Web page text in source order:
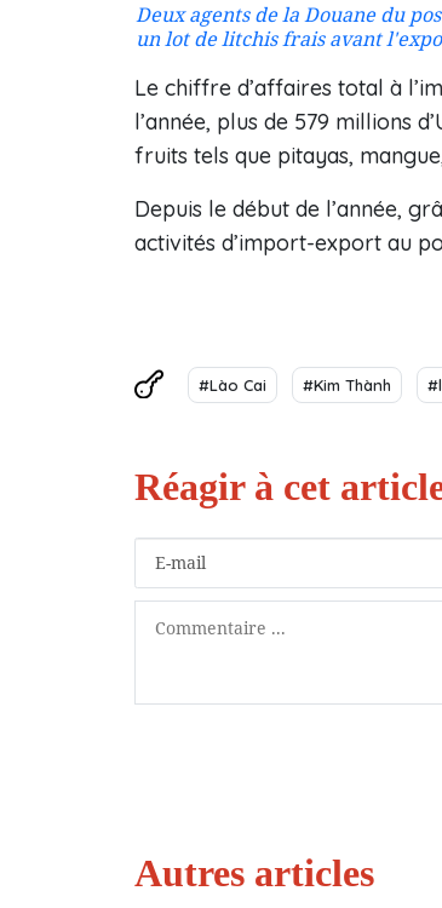
Deux agents de la Douane du
un lot de litchis frais avant
Le chiffre d’affaires total à
l’année, plus de 579 millions
fruits tels que pitayas,
Depuis le début de l’année,
activités d’import-export au
#Lào Cai #Kim Thành
Autres articles